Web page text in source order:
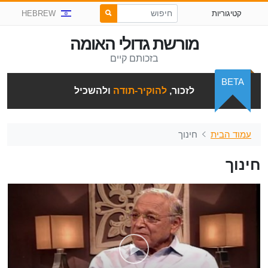
קטיגוריות HEBREW
מורשת גדולי האומה
בזכותם קיים
לזכור,להוקיר-תודה ולהשכיל
BETA
עמוד הבית חינוך
חינוך